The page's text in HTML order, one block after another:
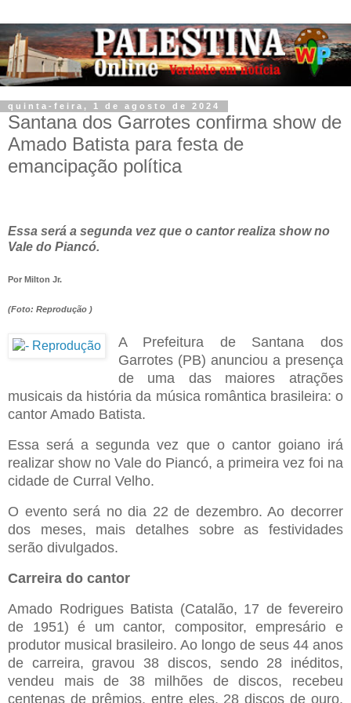
quinta-feira, 1 de agosto de 2024
Santana dos Garrotes confirma show de
Amado Batista para festa de
emancipação política
Essa será a segunda vez que o cantor realiza show no
Vale do Piancó.
Por Milton Jr.
(Foto: Reprodução )
A Prefeitura de Santana dos
Garrotes (PB) anunciou a presença
de uma das maiores atrações
musicais da história da música romântica brasileira: o
cantor Amado Batista.
Essa será a segunda vez que o cantor goiano irá
realizar show no Vale do Piancó, a primeira vez foi na
cidade de Curral Velho.
O evento será no dia 22 de dezembro. Ao decorrer
dos meses, mais detalhes sobre as festividades
serão divulgados.
Carreira do cantor
Amado Rodrigues Batista (Catalão, 17 de fevereiro
de 1951) é um cantor, compositor, empresário e
produtor musical brasileiro. Ao longo de seus 44 anos
de carreira, gravou 38 discos, sendo 28 inéditos,
vendeu mais de 38 milhões de discos, recebeu
centenas de prêmios, entre eles, 28 discos de ouro,